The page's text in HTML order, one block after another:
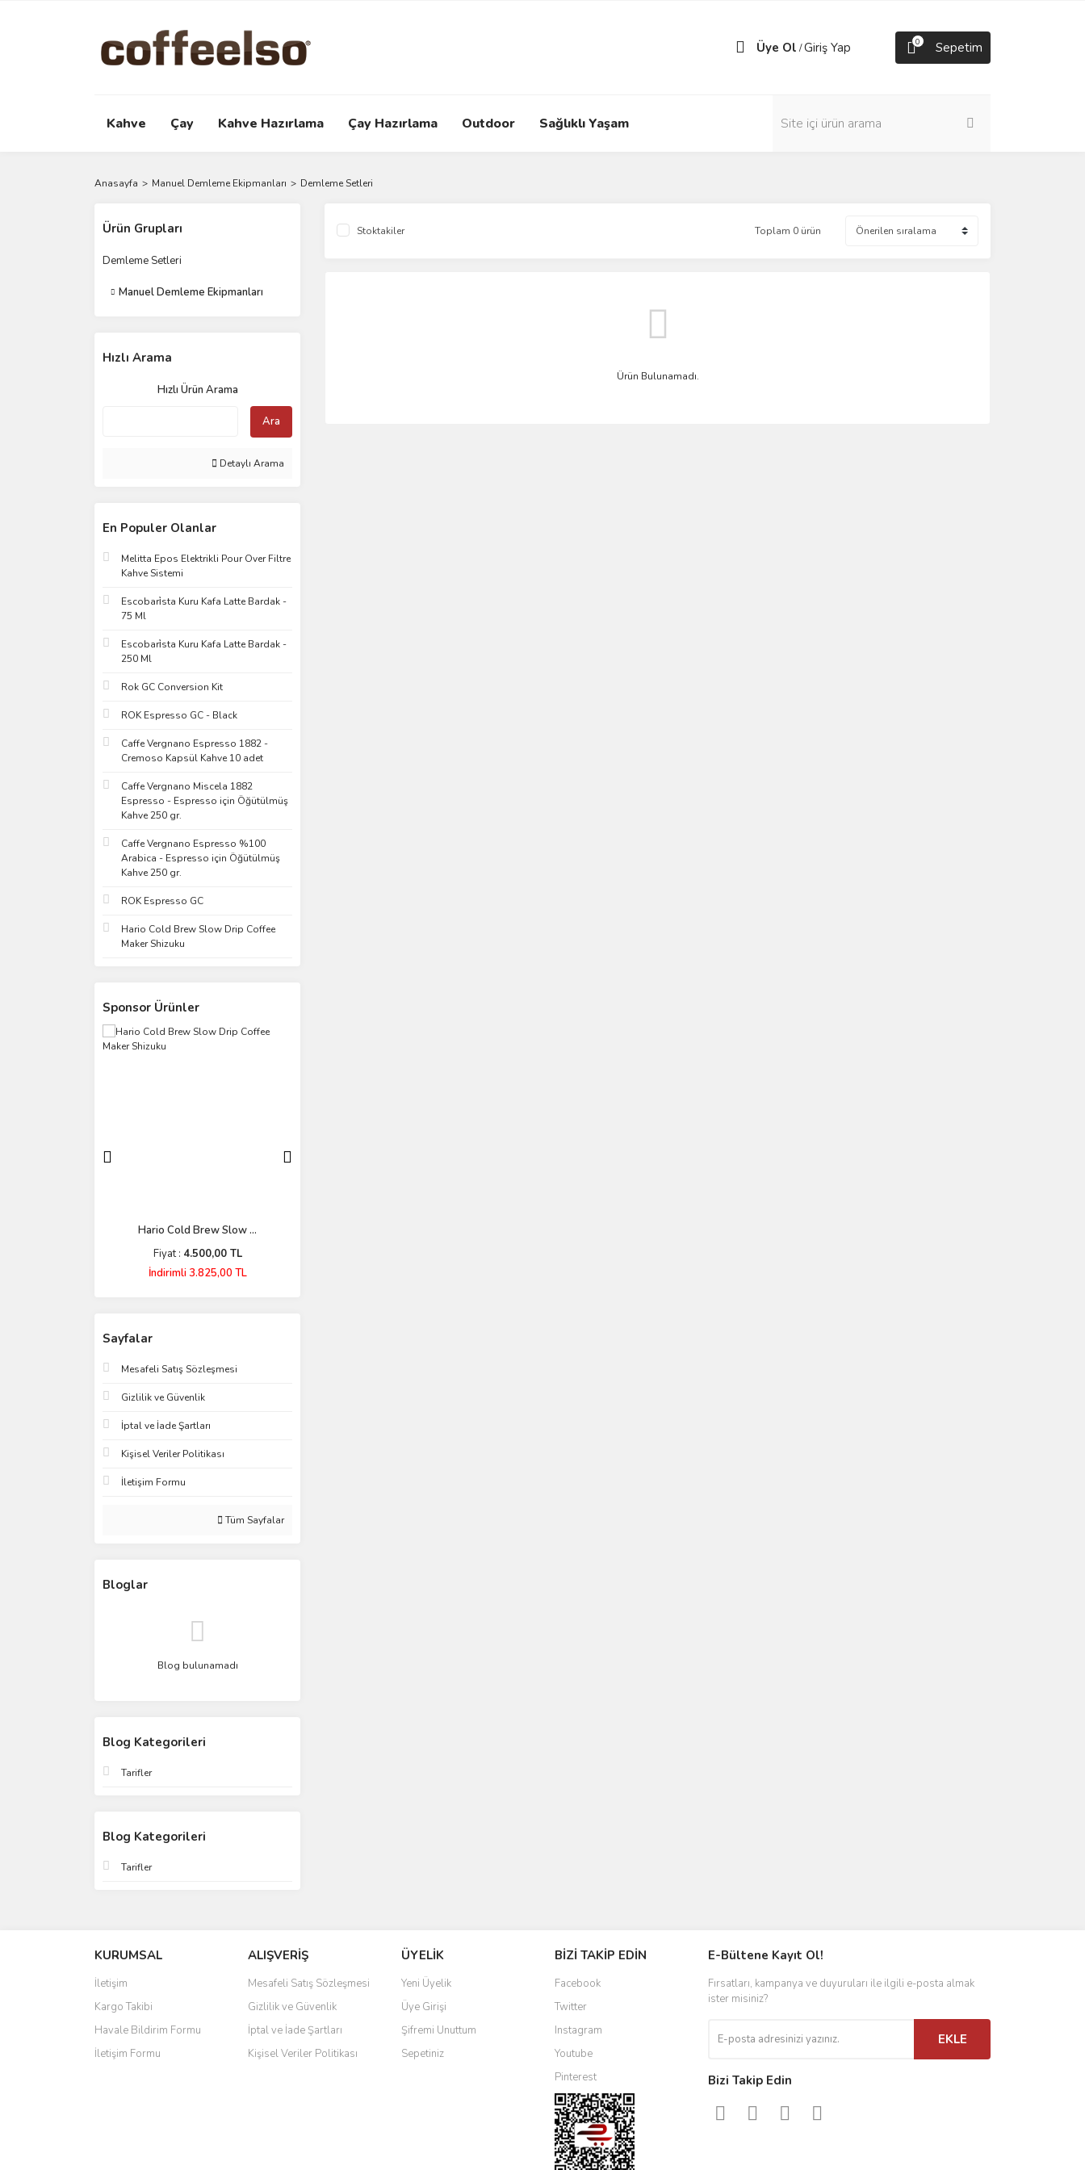
Üye Ol /Giriş Yap 0 Sepetim
Kahve Çay Kahve Hazırlama Çay Hazırlama Outdoor Sağlıklı Yaşam
Anasayfa Manuel Demleme Ekipmanları Demleme Setleri
Ürün Grupları
Demleme Setleri
Manuel Demleme Ekipmanları
Hızlı Arama
Hızlı Ürün Arama
Ara
Detaylı Arama
En Populer Olanlar
Melitta Epos Elektrikli Pour Over Filtre
Kahve Sistemi
Escobari̇sta Kuru Kafa Latte Bardak -
75 Ml
Escobari̇sta Kuru Kafa Latte Bardak -
250 Ml
Rok GC Conversion Kit
ROK Espresso GC - Black
Caffe Vergnano Espresso 1882 -
Cremoso Kapsül Kahve 10 adet
Caffe Vergnano Miscela 1882
Espresso - Espresso için Öğütülmüş
Kahve 250 gr.
Caffe Vergnano Espresso %100
Arabica - Espresso için Öğütülmüş
Kahve 250 gr.
ROK Espresso GC
Hario Cold Brew Slow Drip Coffee
Maker Shizuku
Sponsor Ürünler
Hario Cold Brew Slow ...
Fiyat : 4.500,00 TL
İndirimli 3.825,00 TL
Sayfalar
Mesafeli Satış Sözleşmesi
Gizlilik ve Güvenlik
İptal ve İade Şartları
Kişisel Veriler Politikası
İletişim Formu
Tüm Sayfalar
Bloglar
Blog bulunamadı
Blog Kategorileri
Tarifler
Blog Kategorileri
Tarifler
Stoktakiler Toplam 0 ürün
Ürün Bulunamadı.
KURUMSAL
İletişim
Kargo Takibi
Havale Bildirim Formu
İletişim Formu
ALIŞVERİŞ
Mesafeli Satış Sözleşmesi
Gizlilik ve Güvenlik
İptal ve İade Şartları
Kişisel Veriler Politikası
ÜYELİK
Yeni Üyelik
Üye Girişi
Şifremi Unuttum
Sepetiniz
BİZİ TAKİP EDİN
Facebook
Twitter
Instagram
Youtube
Pinterest
E-Bültene Kayıt Ol!
Fırsatları, kampanya ve duyuruları ile ilgili e-posta almak
ister misiniz?
EKLE
Bizi Takip Edin